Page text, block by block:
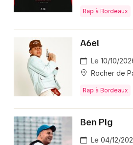
Rap à Bordeaux
A6el
Le 10/10/
Rocher de
Rap à Bordeaux
Ben Plg
Le 04/12/